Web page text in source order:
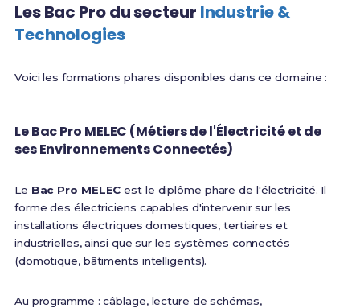
Les Bac Pro du secteur Industrie &
Technologies
Voici les formations phares disponibles dans ce domaine :
Le Bac Pro MELEC (Métiers de l'Électricité et de
ses Environnements Connectés)
Le Bac Pro MELEC est le diplôme phare de l'électricité. Il
forme des électriciens capables d'intervenir sur les
installations électriques domestiques, tertiaires et
industrielles, ainsi que sur les systèmes connectés
(domotique, bâtiments intelligents).
Au programme : câblage, lecture de schémas,